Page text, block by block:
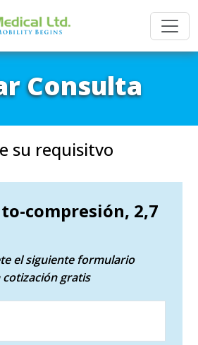
Consulta
su requisitvo
compresión, 2,7
el siguiente formulario
gratis